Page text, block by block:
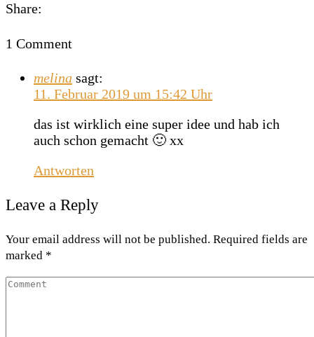
Share:
1 Comment
melina sagt:
11. Februar 2019 um 15:42 Uhr
das ist wirklich eine super idee und hab ich
auch schon gemacht 🙂 xx
Antworten
Leave a Reply
Your email address will not be published. Required fields are
marked *